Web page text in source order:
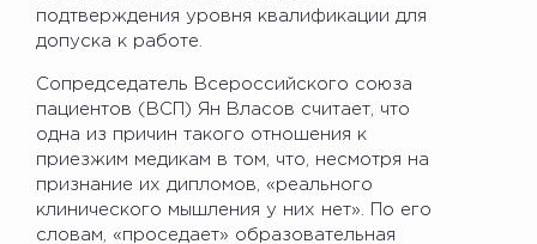
подтверждения уровня квалификации для
допуска к работе.
Сопредседатель Всероссийского союза
пациентов (ВСП) Ян Власов считает, что
одна из причин такого отношения к
приезжим медикам в том, что, несмотря на
признание их дипломов, «реального
клинического мышления у них нет». По его
словам, «проседает» образовательная